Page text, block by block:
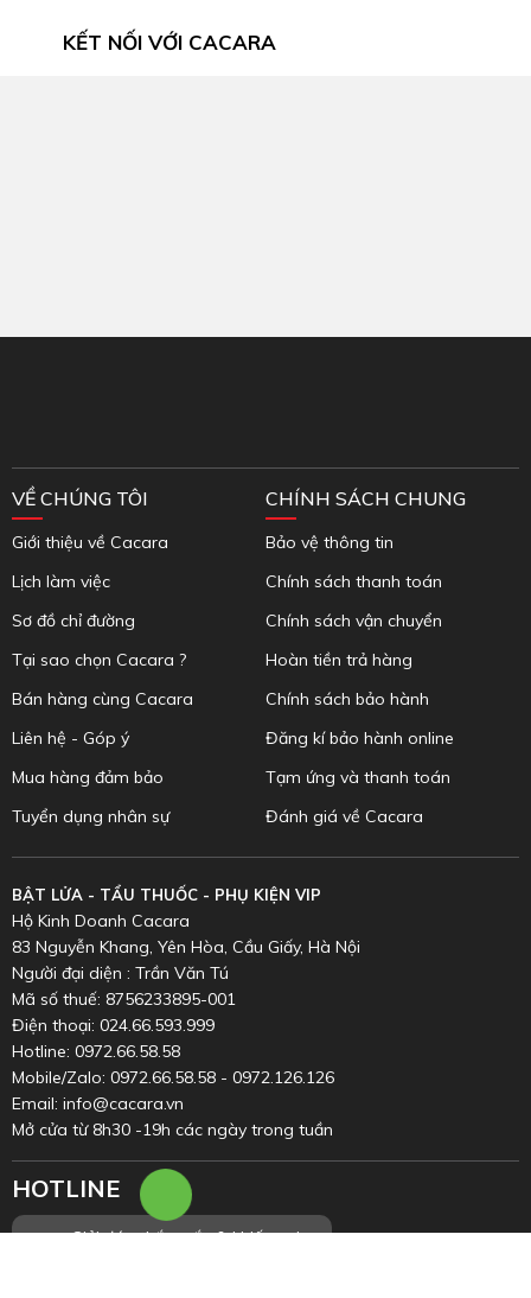
KẾT NỐI VỚI CACARA
VỀ CHÚNG TÔI
Giới thiệu về Cacara
Lịch làm việc
Sơ đồ chỉ đường
Tại sao chọn Cacara ?
Bán hàng cùng Cacara
Liên hệ - Góp ý
Mua hàng đảm bảo
Tuyển dụng nhân sự
CHÍNH SÁCH CHUNG
Bảo vệ thông tin
Chính sách thanh toán
Chính sách vận chuyển
Hoàn tiền trả hàng
Chính sách bảo hành
Đăng kí bảo hành online
Tạm ứng và thanh toán
Đánh giá về Cacara
BẬT LỬA - TẨU THUỐC - PHỤ KIỆN VIP
Hộ Kinh Doanh Cacara
83 Nguyễn Khang, Yên Hòa, Cầu Giấy, Hà Nội
Người đại diện : Trần Văn Tú
Mã số thuế: 8756233895-001
Điện thoại: 024.66.593.999
Hotline: 0972.66.58.58
Mobile/Zalo: 0972.66.58.58 - 0972.126.126
Email: info@cacara.vn
Mở cửa từ 8h30 -19h các ngày trong tuần
HOTLINE
Giải đáp thắc mắc & khiếu nại
Inbox
Chat
0972.66.58.58